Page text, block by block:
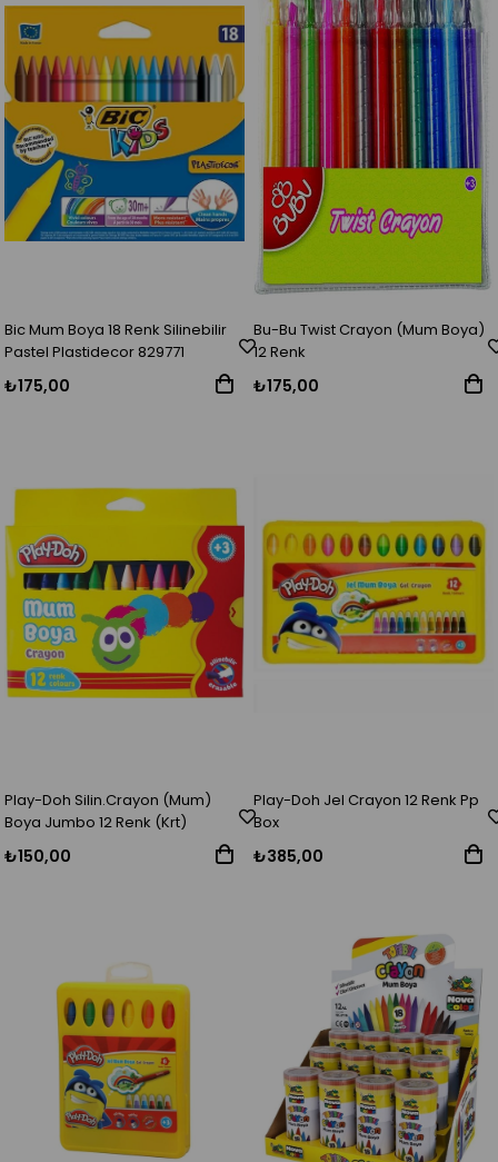
Bic Mum Boya 18 Renk Silinebilir
Pastel Plastidecor 829771
₺175,00
Bu-Bu Twist Crayon (Mum Boya)
12 Renk
₺175,00
Play-Doh Silin.Crayon (Mum)
Boya Jumbo 12 Renk (Krt)
₺150,00
Play-Doh Jel Crayon 12 Renk Pp
Box
₺385,00